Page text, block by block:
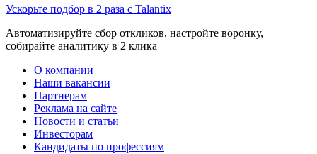
Ускорьте подбор в 2 раза с Talantix
Автоматизируйте сбор откликов, настройте воронку,
собирайте аналитику в 2 клика
О компании
Наши вакансии
Партнерам
Реклама на сайте
Новости и статьи
Инвесторам
Кандидаты по профессиям